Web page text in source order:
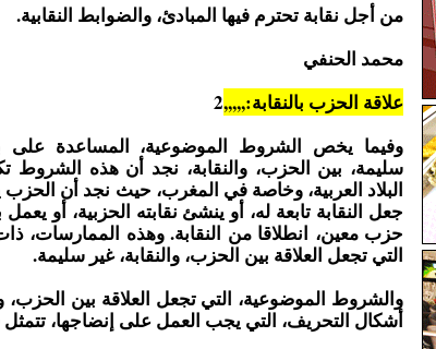
من أجل نقابة تحترم فيها المبادئ، والضوابط النقابية.
محمد الحنفي
علاقة الحزب بالنقابة:,,,,,2
وفيما يخص الشروط الموضوعية، المساعدة على
سليمة، بين الحزب، والنقابة، نجد أن هذه الشروط
البلاد العربية، وخاصة في المغرب، حيث نجد أن
جعل النقابة تابعة له، أو ينشئ نقابته الحزبية، أو
حزب معين، انطلاقا من النقابة. وهذه الممارسات،
التي تجعل العلاقة بين الحزب، والنقابة، غير سليمة.
والشروط الموضوعية، التي تجعل العلاقة بين الحزب،
أشكال التحريف، التي يجب العمل على إنضاجها،